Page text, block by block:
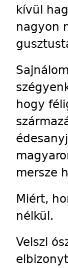
kívül
nagyon
hogy
mersze
Miért,
nélkül.
Velszi